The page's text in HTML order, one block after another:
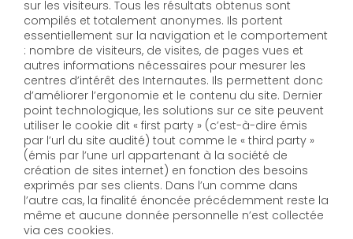
sur les visiteurs. Tous les résultats obtenus sont
compilés et totalement anonymes. Ils portent
essentiellement sur la navigation et le comportement
: nombre de visiteurs, de visites, de pages vues et
autres informations nécessaires pour mesurer les
centres d’intérêt des Internautes. Ils permettent donc
d’améliorer l’ergonomie et le contenu du site. Dernier
point technologique, les solutions sur ce site peuvent
utiliser le cookie dit « first party » (c’est-à-dire émis
par l’url du site audité) tout comme le « third party »
(émis par l’une url appartenant à la société de
création de sites internet) en fonction des besoins
exprimés par ses clients. Dans l’un comme dans
l’autre cas, la finalité énoncée précédemment reste la
même et aucune donnée personnelle n’est collectée
via ces cookies.